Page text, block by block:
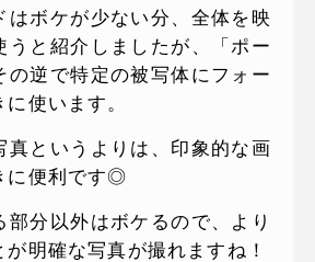
はボケが少ない分、全体を映
うと紹介しましたが、「ポー
の逆で特定の被写体にフォー
使います。
真というよりは、印象的な画
に便利です◎
部分以外はボケるので、より
明確な写真が撮れますね！